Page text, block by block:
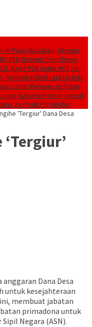
di Pulau Bunaken, Minggu
PLN Dorong Digitalisasi
Kado PLN untuk HUT ke-
Setelah Kabel Laut Listriki
Listrik Perdana di Pulau
Suksesi Rektor Unsrat
Ini Profil Plt Rektor
'Tergiur' Dana Desa
Dana Desa
untuk kesejahteraan
membuat jabatan
primadona untuk
Negara (ASN).